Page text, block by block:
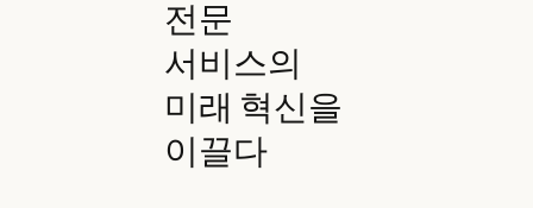
전문
서비스의
미래 혁신을
이끌다